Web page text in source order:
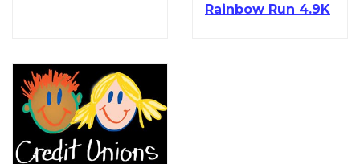
Rainbow Run 4.9K